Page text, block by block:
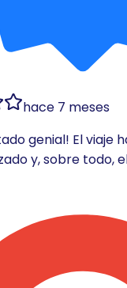
hace 7 meses
genial! El viaje
y, sobre todo,